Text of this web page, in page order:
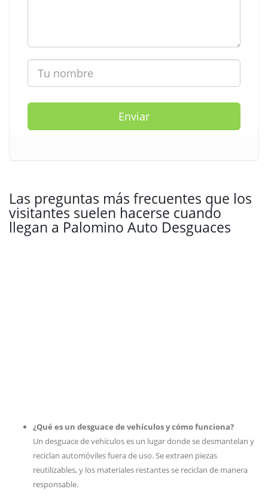
Enviar
Las preguntas más frecuentes que los
visitantes suelen hacerse cuando
llegan a Palomino Auto Desguaces
¿Qué es un desguace de vehículos y cómo funciona?
Un desguace de vehículos es un lugar donde se desmantelan y
reciclan automóviles fuera de uso. Se extraen piezas
reutilizables, y los materiales restantes se reciclan de manera
responsable.